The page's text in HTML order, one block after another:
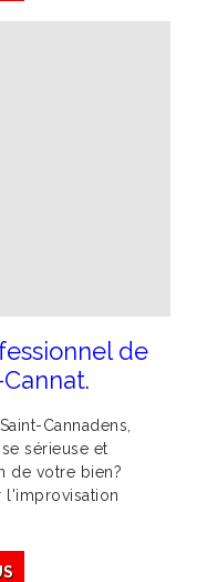
de
Cannadens,
sérieuse et
de votre bien?
l'improvisation